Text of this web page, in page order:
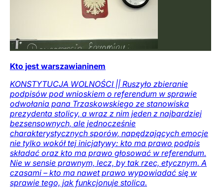
Kto jest warszawianinem
KONSTYTUCJA WOLNOŚCI || Ruszyło zbieranie
podpisów pod wnioskiem o referendum w sprawie
odwołania pana Trzaskowskiego ze stanowiska
prezydenta stolicy, a wraz z nim jeden z najbardziej
bezsensownych, ale jednocześnie
charakterystycznych sporów, napędzających emocje
nie tylko wokół tej inicjatywy: kto ma prawo podpis
składać oraz kto ma prawo głosować w referendum.
Nie w sensie prawnym, lecz, by tak rzec, etycznym. A
czasami – kto ma nawet prawo wypowiadać się w
sprawie tego, jak funkcjonuje stolica.